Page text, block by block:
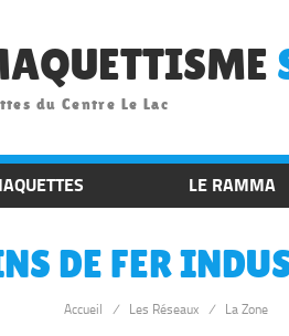
du Centre Le Lac
LE RAMMA
DE FER
Accueil / Les Réseaux / La Zone